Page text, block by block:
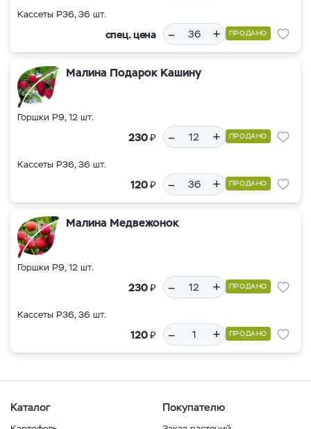
Кассеты Р36, 36 шт.
спец. цена – + ПРОДАНО
Малина Подарок Кашину
Горшки Р9, 12 шт.
230₽ – + ПРОДАНО
Кассеты Р36, 36 шт.
120₽ – + ПРОДАНО
Малина Медвежонок
Горшки Р9, 12 шт.
230₽ – + ПРОДАНО
Кассеты Р36, 36 шт.
120₽ – + ПРОДАНО
Каталог Покупателю